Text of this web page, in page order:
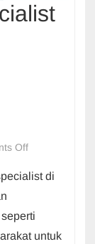
Offon
Hafiz
Specialist
Indonesia
di
untuk